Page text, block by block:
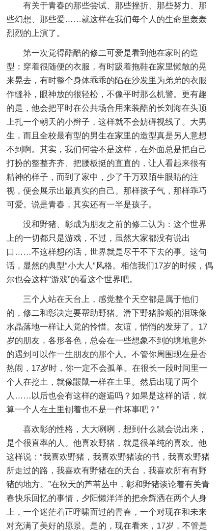
有关于青春的那些尝试、那些挫折、那些努力、那
些幻想、那些爱……就这样在我们每个人的生命里轰轰
烈烈的上演了。
第一次觉得酷酷的修二可爱是看到他在家时的造
型：穿着很随便的衣服，有时趿着拖鞋在家里懒散的晃
来晃去，有时整个身体乖乖的陷在沙发里为弟弟的衣服
作缝补，眼神放的很轻松，不像平时那么机警。更有趣
的是，他会把平时在公共场合用来装酷的长刘海在头顶
上扎一个朝天的小辫子，这样就不会妨碍视线了。大男
生，而且全校最有型的男生在家里的造型真是另人意想
不到啊。其实，我们何尝不是这样，在外面总是把自己
打扮的整整齐齐、把腰板挺的直直的，让人看起来很有
精神的样子，而到了家中，少了千万双陌生眼睛的注
视，便会展示出最真实的自己。那样孩子气，那样乖巧
可爱。说是青春，其实还有一半是孩子。
没和野猪、彰成为朋友之前的修二认为：这个世界
上的一切都只是游戏，不过，虽然大家都没有说出
口……不这样想的话，世界就是尽干不下去的事。这句
话，显然的典型“小大人”风格。相信我们17岁的时候，偶
尔也会这样“游戏”的看这个世界吧。
三个人站在天台上，感觉整个天空都是属于他们
的，修二和彰决定要帮助野猪。滑下野猪脸颊的泪珠像
水晶落地一样让人觉的怜惜。友谊，悄悄的发芽了。17
岁的朋友，各形各色，总会在一些想象不到的境地意外
的遇到可以作一生朋友的那个人。不管你周围现在是否
热闹，17岁时，你一定不会孤单。在很长一段时间里一
个人在挖土，就像鼹鼠一样在土里。然后出现了两个
人……以后也会有这样的邂逅吗？如果是这样的话，就
算一个人在土里刨着也不是一件坏事吧？”
喜欢彰的性格，大大咧咧，想到什么就会说出来，
是个很直率的人。他喜欢野猪，就是很单纯的喜欢。他
这样说：“我喜欢野猪，我喜欢野猪读的书，我喜欢野猪
所走过的路，我喜欢有野猪在的天台，我喜欢所有有野
猪的地方。”在秋天的芦苇丛中，彰和野猪谈论着有关青
春快乐回忆的事情，夕阳懒洋洋的把余辉洒在两个人身
上，一个迷茫着正呼啸而过的青春，一个对现在和未来
对充满了美好的愿景。是的，现在看来，17岁，不管是